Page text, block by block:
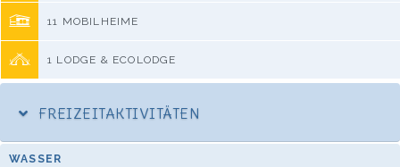
11 MOBILHEIME
1 LODGE & ECOLODGE
FREIZEITAKTIVITÄTEN
WASSER